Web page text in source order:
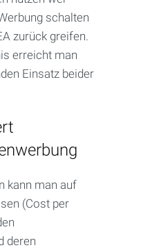
schalten
zurück greifen.
erreicht man
Einsatz beider
kann man auf
(Cost per
deren